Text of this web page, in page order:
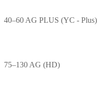
40–60 AG PLUS (YC - Plus)
75–130 AG (HD)